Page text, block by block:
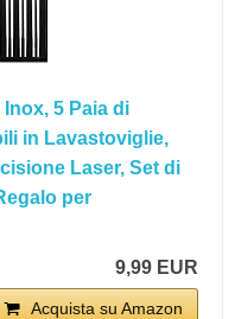
5 Paia di
in Lavastoviglie,
Laser, Set di
per
9,99 EUR
Acquista su Amazon